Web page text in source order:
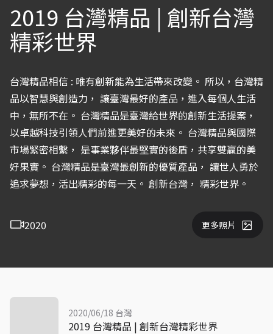
2019 台灣精品 | 創新台灣
精彩世界
台灣精品相信 : 唯有創新能為生活帶來改變。 所以，台灣精
品以智慧與創造力， 讓臺灣最好的產品，進入每個人生活
中，無所不在。 台灣精品是臺灣給世界的創新生活提案，
以卓越科技引領人們前進更美好的未來。 台灣精品與國際
市場緊密相繫， 是事業夥伴最堅實的後盾，共享雙贏的美
好果實。 台灣精品是臺灣最創新的優質產品， 讓世人勇於
追求夢想，活出精彩的每一天。 創新台灣， 精彩世界。
2020 更多照片
2020/06/18 台灣
2019 台灣精品 | 創新台灣精彩世界